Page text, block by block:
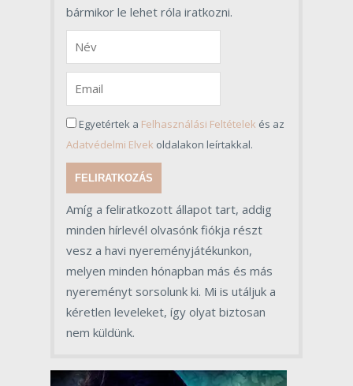
bármikor le lehet róla iratkozni.
Egyetértek a Felhasználási Feltételek és az
Adatvédelmi Elvek oldalakon leírtakkal.
FELIRATKOZÁS
Amíg a feliratkozott állapot tart, addig
minden hírlevél olvasónk fiókja részt
vesz a havi nyereményjátékunkon,
melyen minden hónapban más és más
nyereményt sorsolunk ki. Mi is utáljuk a
kéretlen leveleket, így olyat biztosan
nem küldünk.